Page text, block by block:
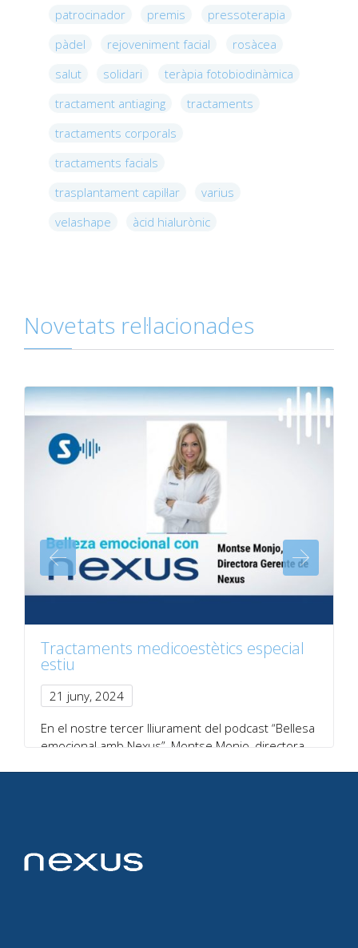
patrocinador
premis
pressoterapia
pàdel
rejoveniment facial
rosàcea
salut
solidari
teràpia fotobiodinàmica
tractament antiaging
tractaments
tractaments corporals
tractaments facials
trasplantament capil·lar
varius
velashape
àcid hialurònic
Novetats rel·lacionades
Tractaments medicoestètics especial
estiu
21 juny, 2024
En el nostre tercer lliurament del podcast “Bellesa
emocional amb Nexus”, Montse Monjo, directora
Facebook
TwitterLinkedIn